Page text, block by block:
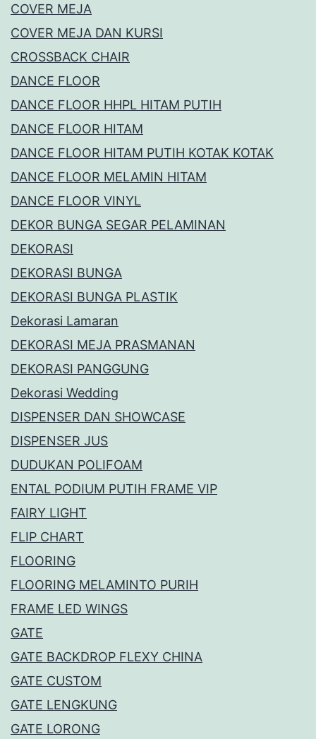
COVER MEJA
COVER MEJA DAN KURSI
CROSSBACK CHAIR
DANCE FLOOR
DANCE FLOOR HHPL HITAM PUTIH
DANCE FLOOR HITAM
DANCE FLOOR HITAM PUTIH KOTAK KOTAK
DANCE FLOOR MELAMIN HITAM
DANCE FLOOR VINYL
DEKOR BUNGA SEGAR PELAMINAN
DEKORASI
DEKORASI BUNGA
DEKORASI BUNGA PLASTIK
Dekorasi Lamaran
DEKORASI MEJA PRASMANAN
DEKORASI PANGGUNG
Dekorasi Wedding
DISPENSER DAN SHOWCASE
DISPENSER JUS
DUDUKAN POLIFOAM
ENTAL PODIUM PUTIH FRAME VIP
FAIRY LIGHT
FLIP CHART
FLOORING
FLOORING MELAMINTO PURIH
FRAME LED WINGS
GATE
GATE BACKDROP FLEXY CHINA
GATE CUSTOM
GATE LENGKUNG
GATE LORONG